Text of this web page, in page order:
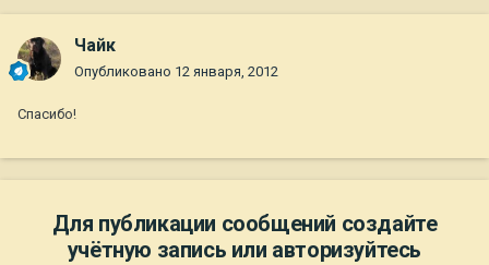
Чайк
Опубликовано 12 января, 2012
Спасибо!
Для публикации сообщений создайте
учётную запись или авторизуйтесь